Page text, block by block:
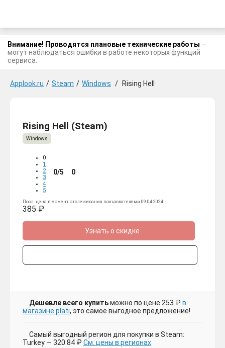
Внимание! Проводятся плановые технические работы —
могут наблюдаться ошибки в работе некоторых функций
сервиса.
Applook.ru / Steam / Windows / Rising Hell
Rising Hell (Steam)
Windows
0
1
2
3
4
5
0/5 0
Посл. цена в момент отслеживания пользователями 09.04.2024
385 ₽
Узнать о скидке
Дешевле всего купитьможно по цене 253 ₽ в
магазине plati, это самое выгодное предложение!
Самый выгодный регион для покупки в Steam:
Turkey — 320.84 ₽ См. цены в регионах